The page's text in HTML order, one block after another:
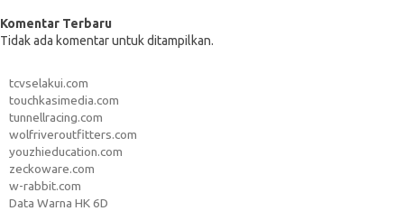
Komentar Terbaru
Tidak ada komentar untuk ditampilkan.
tcvselakui.com
touchkasimedia.com
tunnellracing.com
wolfriveroutfitters.com
youzhieducation.com
zeckoware.com
w-rabbit.com
Data Warna HK 6D